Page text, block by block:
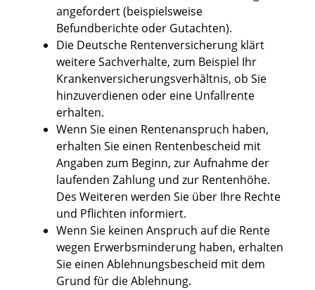
angefordert (beispielsweise
Befundberichte oder Gutachten).
Die Deutsche Rentenversicherung klärt
weitere Sachverhalte, zum Beispiel Ihr
Krankenversicherungsverhältnis, ob Sie
hinzuverdienen oder eine Unfallrente
erhalten.
Wenn Sie einen Rentenanspruch haben,
erhalten Sie einen Rentenbescheid mit
Angaben zum Beginn, zur Aufnahme der
laufenden Zahlung und zur Rentenhöhe.
Des Weiteren werden Sie über Ihre Rechte
und Pflichten informiert.
Wenn Sie keinen Anspruch auf die Rente
wegen Erwerbsminderung haben, erhalten
Sie einen Ablehnungsbescheid mit dem
Grund für die Ablehnung.